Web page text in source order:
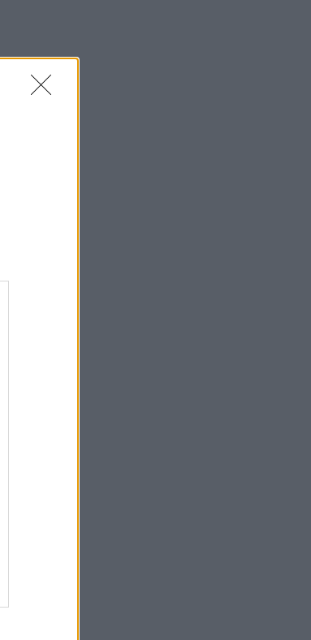
Άντριου: Μυστικό σχέδιο για βασιλική
κηδεία όταν πεθάνει, παρά την
αποκαθήλωση